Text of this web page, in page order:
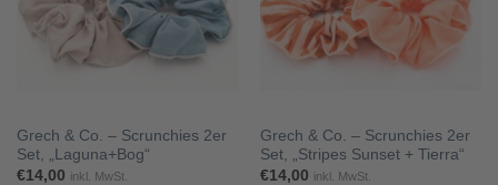
Grech & Co. – Scrunchies 2er
Set, „Laguna+Bog“
€14,00 inkl. MwSt.
Grech & Co. – Scrunchies 2er
Set, „Stripes Sunset + Tierra“
€14,00 inkl. MwSt.